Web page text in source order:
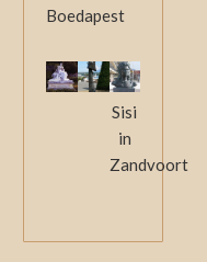
Boedapest
Sisi
in
Zandvoort